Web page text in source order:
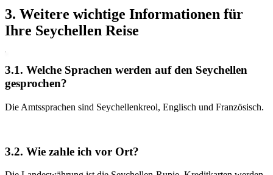
3. Weitere wichtige Informationen für
Ihre Seychellen Reise
3.1. Welche Sprachen werden auf den Seychellen
gesprochen?
Die Amtssprachen sind Seychellenkreol, Englisch und Französisch.
3.2. Wie zahle ich vor Ort?